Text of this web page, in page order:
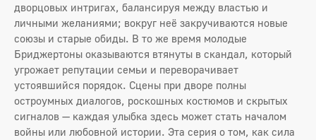
дворцовых интригах, балансируя между властью и
личными желаниями; вокруг неё закручиваются новые
союзы и старые обиды. В то же время молодые
Бриджертоны оказываются втянуты в скандал, который
угрожает репутации семьи и переворачивает
устоявшийся порядок. Сцены при дворе полны
остроумных диалогов, роскошных костюмов и скрытых
сигналов — каждая улыбка здесь может стать началом
войны или любовной истории. Эта серия о том, как сила